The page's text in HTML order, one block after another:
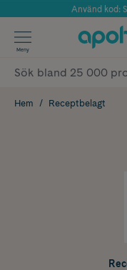
Årets
Använd kod:
✓
Meny
Hem Receptbelagt